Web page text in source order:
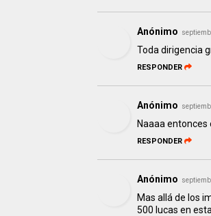
Anónimo
Toda dirigencia
RESPONDER
Anónimo
Naaaa
RESPONDER
Anónimo
Mas allá de los
500 lucas en